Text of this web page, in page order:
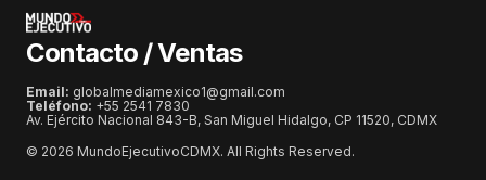
Contacto / Ventas
Email: globalmediamexico1@gmail.com
Teléfono: +55 2541 7830
Av. Ejército Nacional 843-B, San Miguel Hidalgo, CP 11520, CDMX
© 2026 MundoEjecutivoCDMX. All Rights Reserved.